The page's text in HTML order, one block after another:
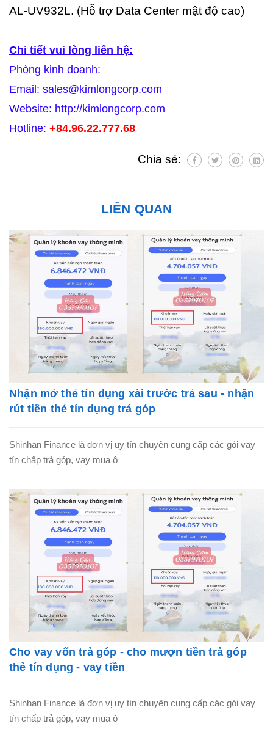
AL-UV932L. (Hỗ trợ Data Center mật độ cao)
Chi tiết vui lòng liên hệ:
Phòng kinh doanh:
Email: sales@kimlongcorp.com
Website: http://kimlongcorp.com
Hotline: +84.96.22.777.68
Chia sẻ:
LIÊN QUAN
Nhận mở thẻ tín dụng xài trước trả sau - nhận
rút tiền thẻ tín dụng trả góp
Shinhan Finance là đơn vị uy tín chuyên cung cấp các gói vay
tín chấp trả góp, vay mua ô
Cho vay vốn trả góp - cho mượn tiền trả góp
thẻ tín dụng - vay tiền
Shinhan Finance là đơn vị uy tín chuyên cung cấp các gói vay
tín chấp trả góp, vay mua ô